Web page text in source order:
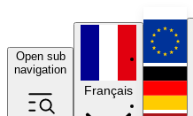
Open sub
navigation
Français